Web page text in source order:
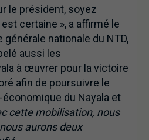
le président, soyez
certaine », a affirmé le
nationale du NTD,
aussi les
à œuvrer pour la victoire
afin de poursuivre le
du Nayala et
cette mobilisation, nous
aurons deux